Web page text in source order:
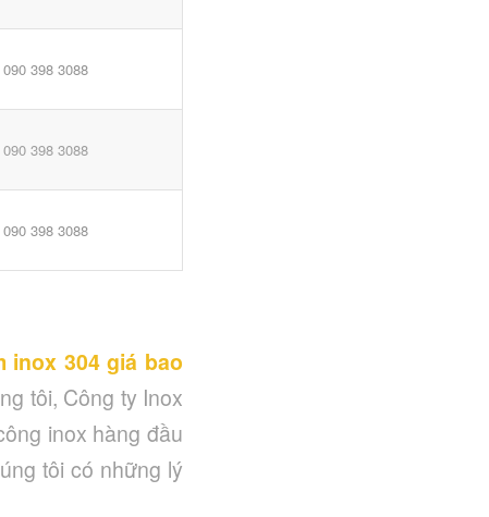
090 398 3088
090 398 3088
090 398 3088
inox 304 giá bao
tôi, Công ty Inox
inox hàng đầu
tôi có những lý